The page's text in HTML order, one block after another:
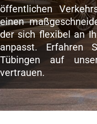
öffentlichen
einen
der sich flexibel an
anpasst. Erfahren
Tübingen auf
vertrauen.